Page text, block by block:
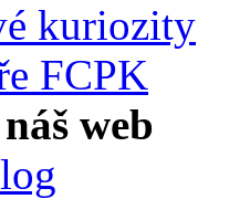
kuriozity
FCPK
web